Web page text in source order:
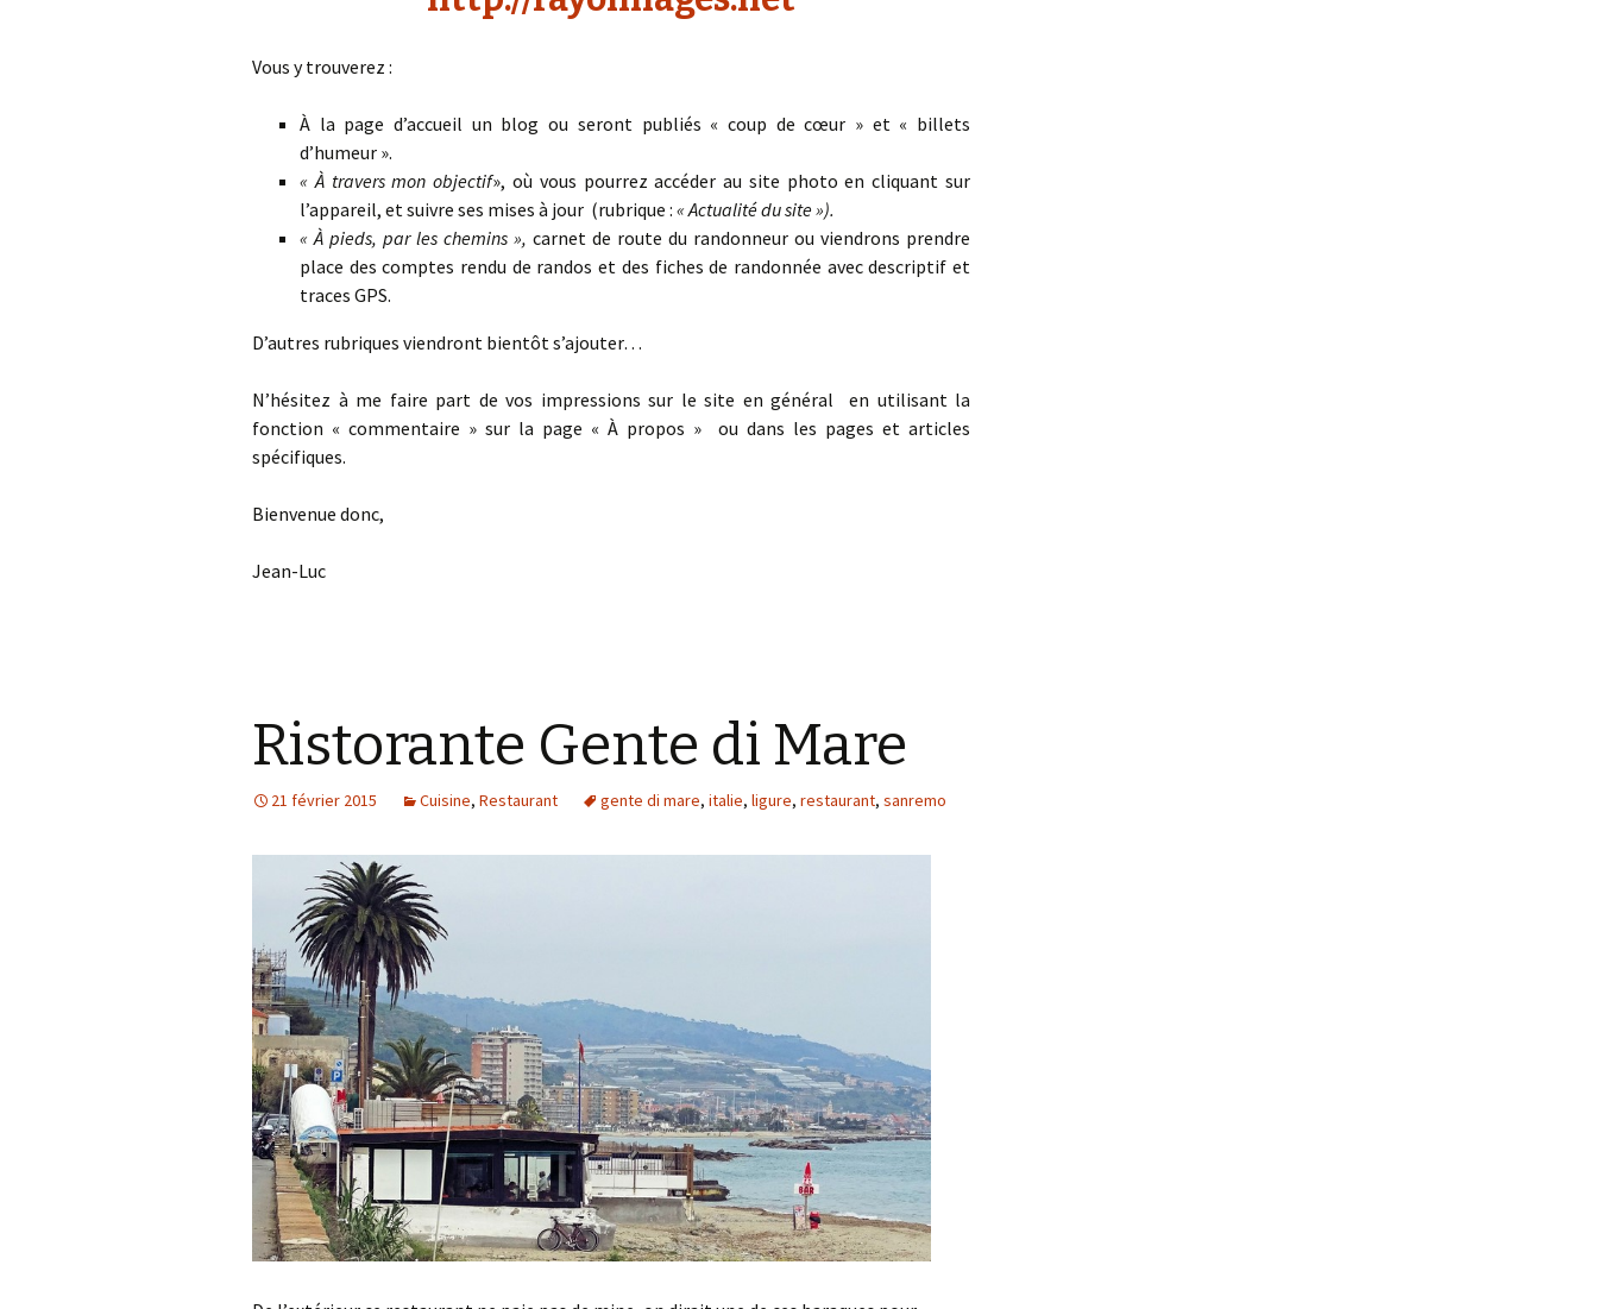
Vous y trouverez :
À la page d’accueil un blog ou seront publiés « coup de cœur » et « billets
d’humeur ».
« À travers mon objectif», où vous pourrez accéder au site photo en cliquant sur
l’appareil, et suivre ses mises à jour (rubrique : « Actualité du site »).
« À pieds, par les chemins », carnet de route du randonneur ou viendrons prendre
place des comptes rendu de randos et des fiches de randonnée avec descriptif et
traces GPS.
D’autres rubriques viendront bientôt s’ajouter…
N’hésitez à me faire part de vos impressions sur le site en général en utilisant la
fonction « commentaire » sur la page « À propos » ou dans les pages et articles
spécifiques.
Bienvenue donc,
Jean-Luc
Ristorante Gente di Mare
21 février 2015 Cuisine, Restaurant gente di mare, italie, ligure, restaurant, sanremo